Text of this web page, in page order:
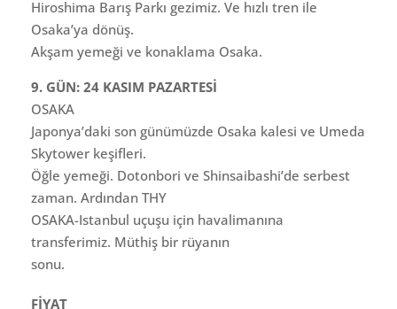
Hiroshima Barış Parkı gezimiz. Ve hızlı tren ile
Osaka’ya dönüş.
Akşam yemeği ve konaklama Osaka.
9. GÜN: 24 KASIM PAZARTESİ
OSAKA
Japonya’daki son günümüzde Osaka kalesi ve Umeda
Skytower keşifleri.
Öğle yemeği. Dotonbori ve Shinsaibashi’de serbest
zaman. Ardından THY
OSAKA-Istanbul uçuşu için havalimanına
transferimiz. Müthiş bir rüyanın
sonu.
FİYAT